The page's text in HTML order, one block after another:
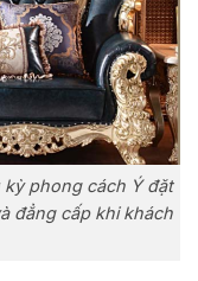
phong cách Ý đặt
đẳng cấp khi khách